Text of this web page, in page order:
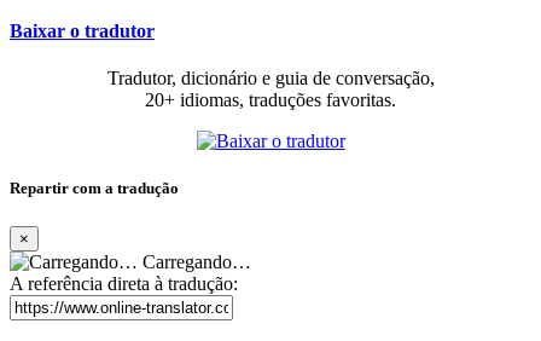
Baixar o tradutor
Tradutor, dicionário e guia de conversação,
20+ idiomas, traduções favoritas.
Repartir com a tradução
×
Carregando…
A referência direta à tradução: